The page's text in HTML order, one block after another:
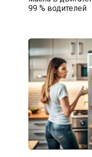
99 % водителей